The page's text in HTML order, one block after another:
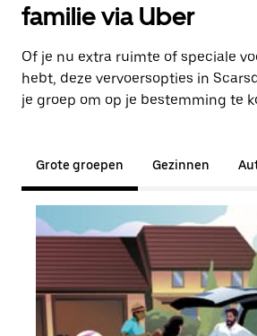
familie via Uber
Of je nu extra ruimte of speciale
hebt, deze vervoersopties in
je groep om op je bestemming te
Grote groepen Gezinnen